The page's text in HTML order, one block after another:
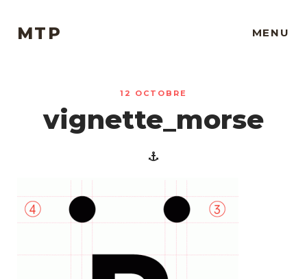
MTP MENU
12 OCTOBRE
vignette_morse